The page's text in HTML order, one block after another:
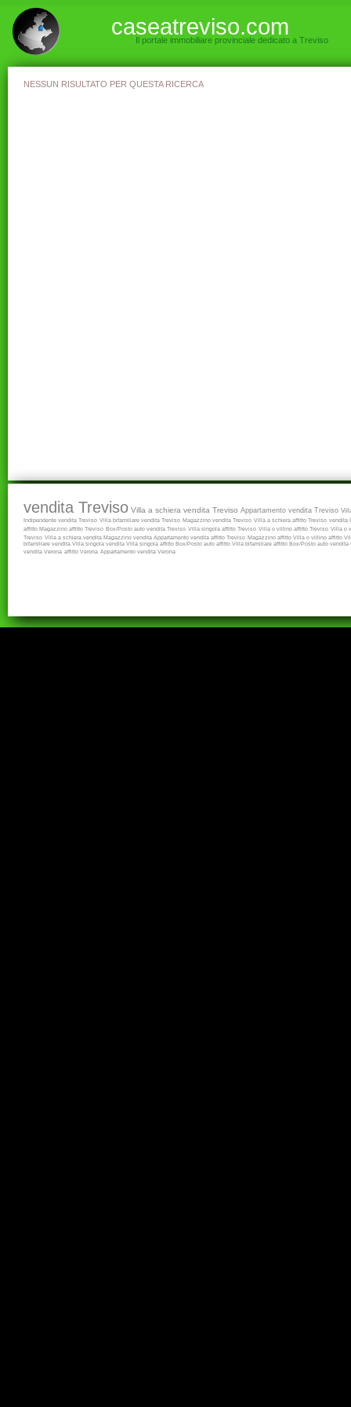
caseatreviso.com
Il portale immobiliare provinciale dedicato a Treviso
NESSUN RISULTATO PER QUESTA RICERCA
vendita Treviso Villa a schiera vendita Treviso Appartamento vendita Treviso
Indipendente vendita Treviso Villa bifamiliare vendita Treviso Magazzino vendita Treviso Villa a schiera affitto Treviso vendita
affitto Magazzino affitto Treviso Box/Posto auto vendita Treviso Villa singola affitto Treviso Villa o villino affitto Treviso Villa o
Treviso Villa a schiera vendita Magazzino vendita Appartamento vendita affitto Treviso Magazzino affitto Villa o villino affitto
bifamiliare vendita Villa singola vendita Villa singola affitto Box/Posto auto affitto Villa bifamiliare affitto Box/Posto auto vendita
vendita Verona affitto Verona Appartamento vendita Verona